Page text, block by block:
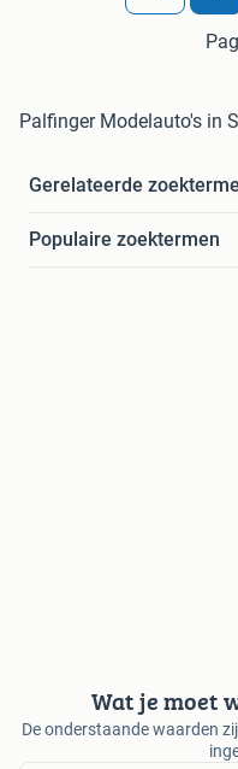
Palfinger Modelauto's in
Gerelateerde
Populaire zoektermen
Wat je moet
De onderstaande waarden